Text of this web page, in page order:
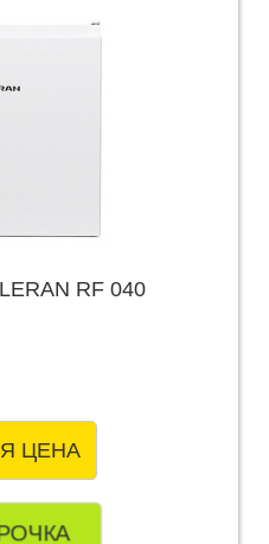
RF 040
ЦЕНА